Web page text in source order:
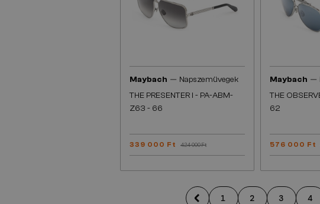
Maybach — Napszemüvegek
THE PRESENTER I - PA-ABM-
Z63 - 66
339 000 Ft 424 000 Ft
Maybach —
THE
62
576 000 Ft
1 2 3 4